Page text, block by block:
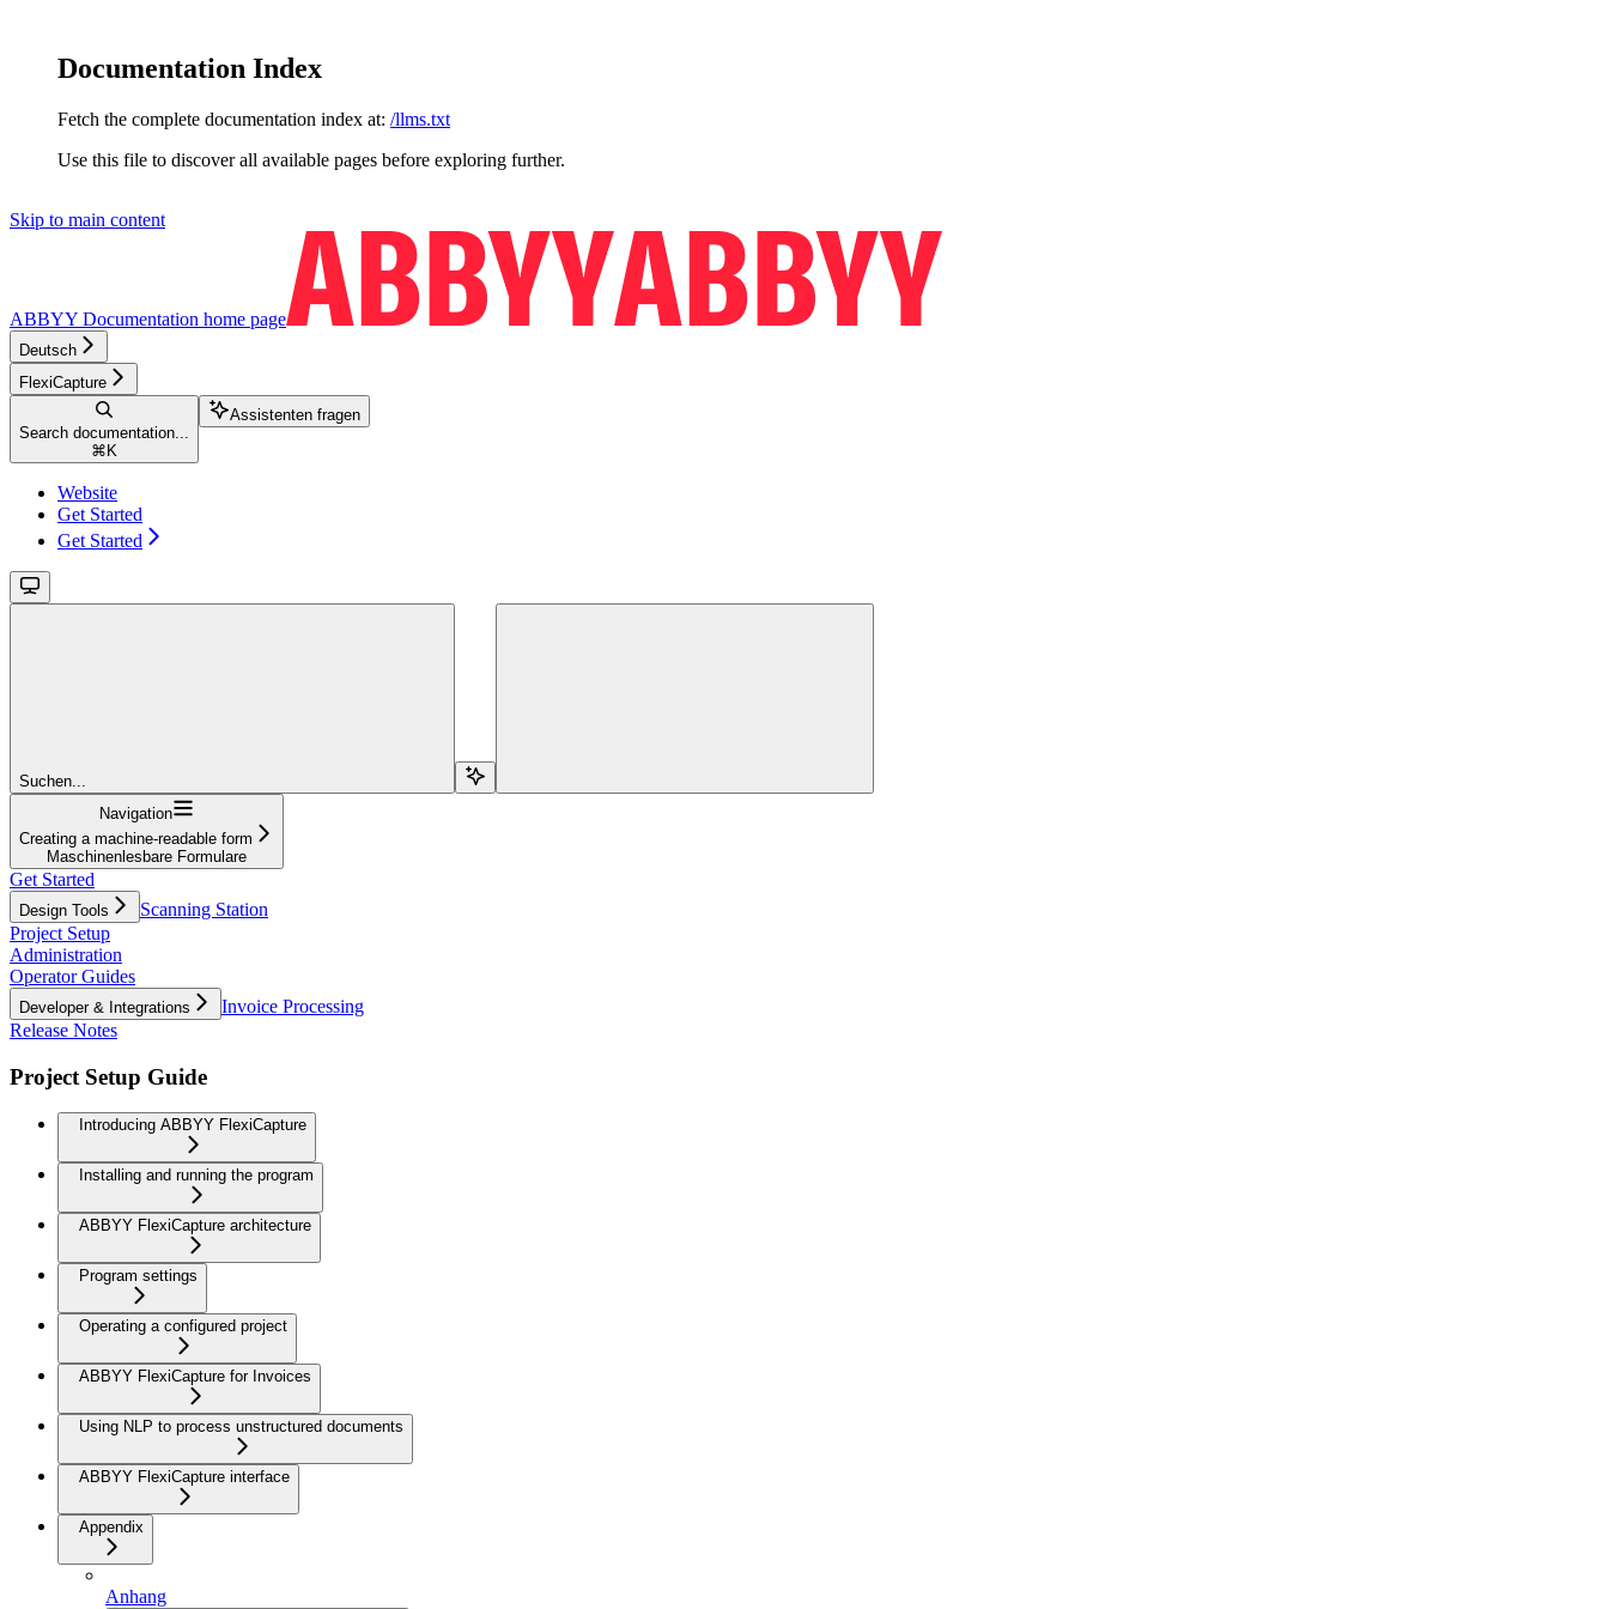
Documentation Index
Fetch the complete documentation index at: /llms.txt
Use this file to discover all available pages before exploring further.
Skip to main content
ABBYY Documentation home page
Deutsch
FlexiCapture
Search documentation...
⌘ K
Assistenten fragen
Website
Get Started
Get Started
Suchen...
Navigation
Creating a machine-readable form
Maschinenlesbare Formulare
Get Started
Design Tools
Scanning Station
Project Setup
Administration
Operator Guides
Developer & Integrations
Invoice Processing
Release Notes
Project Setup Guide
Introducing ABBYY FlexiCapture
Installing and running the program
ABBYY FlexiCapture architecture
Program settings
Operating a configured project
ABBYY FlexiCapture for Invoices
Using NLP to process unstructured documents
ABBYY FlexiCapture interface
Appendix
Anhang